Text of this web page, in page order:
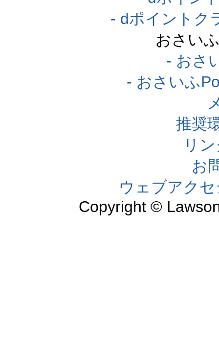
- dポイントク
おさい
- おさ
- おさいふ
推奨
リ
お
ウェブアク
Copyright ©